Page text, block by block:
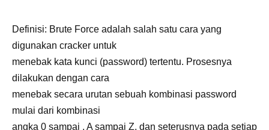
Definisi: Brute Force adalah salah satu cara yang
digunakan cracker untuk
menebak kata kunci (password) tertentu. Prosesnya
dilakukan dengan cara
menebak secara urutan sebuah kombinasi password
mulai dari kombinasi
angka 0 sampai , A sampai Z, dan seterusnya pada setiap